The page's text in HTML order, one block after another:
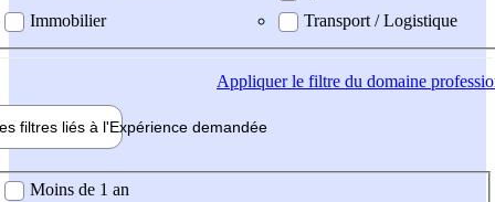
Immobilier
Transport / Logistique
Appliquerle filtre du domaine
filtres liés à l'Expérience demandée
demandée
Moins de 1 an